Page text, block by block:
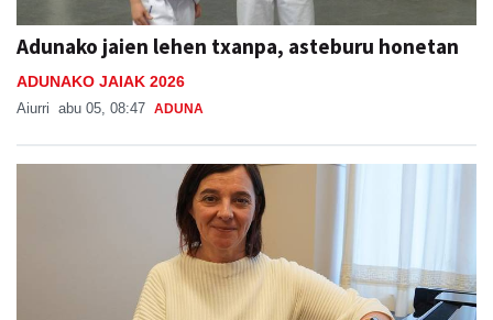
Adunako jaien lehen txanpa, asteburu honetan
ADUNAKO JAIAK 2026
Aiurri abu 05, 08:47 ADUNA